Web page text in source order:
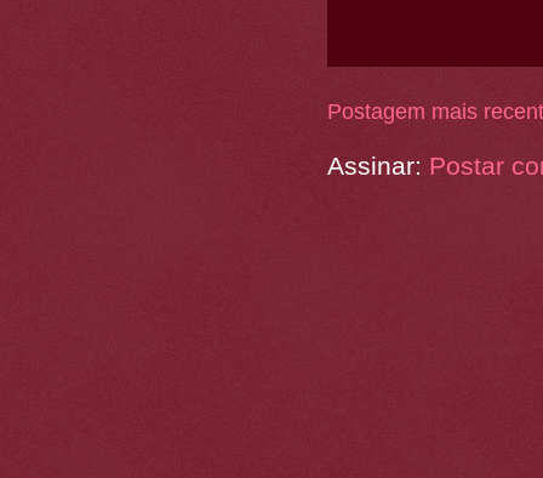
Postagem mais
Assinar: Postar